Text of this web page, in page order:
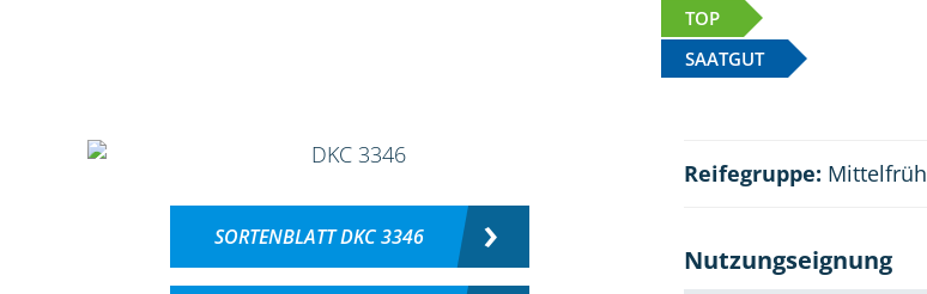
TOP
SAATGUT
SORTENBLATT DKC 3346
Reifegruppe: Mittelfrüh
Nutzungseignung